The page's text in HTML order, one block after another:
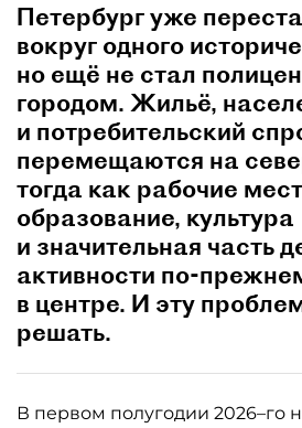
Петербург уже
вокруг одного
но ещё не стал
городом. Жильё,
и потребительский
перемещаются на
тогда как рабочие
образование, культура
и значительная часть
активности
в центре. И эту
решать.
В первом полугодии 2026–го